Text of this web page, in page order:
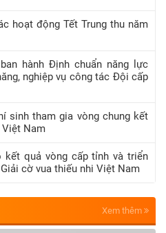
hoạt động Tết Trung thu năm
hành Định chuẩn năng lực
nghiệp vụ công tác Đội cấp
sinh tham gia vòng chung kết
Việt Nam
kết quả vòng cấp tỉnh và triển
cờ vua thiếu nhi Việt Nam
Xem thêm